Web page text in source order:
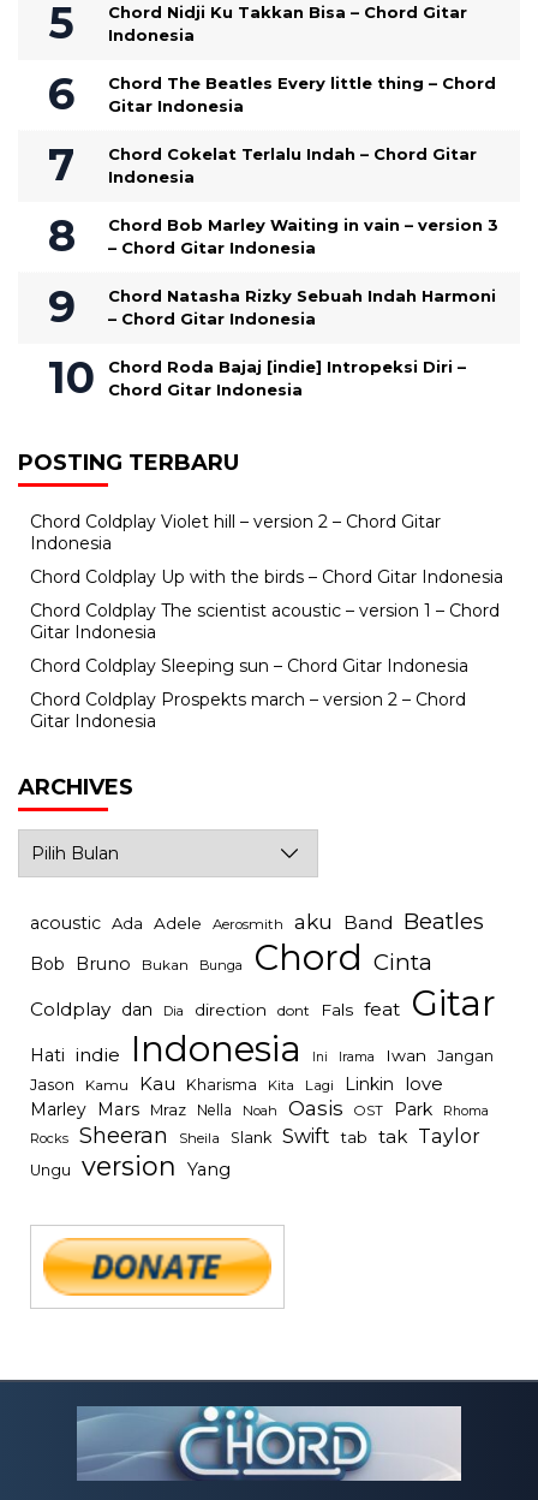
Chord Nidji Ku Takkan Bisa – Chord Gitar
Indonesia
Chord The Beatles Every little thing – Chord
Gitar Indonesia
Chord Cokelat Terlalu Indah – Chord Gitar
Indonesia
Chord Bob Marley Waiting in vain – version 3
– Chord Gitar Indonesia
Chord Natasha Rizky Sebuah Indah Harmoni
– Chord Gitar Indonesia
Chord Roda Bajaj [indie] Intropeksi Diri –
Chord Gitar Indonesia
POSTING TERBARU
Chord Coldplay Violet hill – version 2 – Chord Gitar
Indonesia
Chord Coldplay Up with the birds – Chord Gitar Indonesia
Chord Coldplay The scientist acoustic – version 1 – Chord
Gitar Indonesia
Chord Coldplay Sleeping sun – Chord Gitar Indonesia
Chord Coldplay Prospekts march – version 2 – Chord
Gitar Indonesia
ARCHIVES
acoustic Ada Adele Aerosmith aku Band Beatles
Bob Bruno Bukan Bunga Chord Cinta
Coldplay dan Dia direction dont Fals feat Gitar
Hati indie Indonesia Ini Irama Iwan Jangan
Jason Kamu Kau Kharisma Kita Lagi Linkin love
Marley Mars Mraz Nella Noah Oasis OST Park Rhoma
Rocks Sheeran Sheila Slank Swift tab tak Taylor
Ungu version Yang